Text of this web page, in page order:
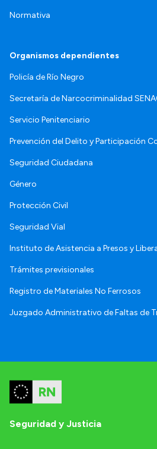
Normativa
Organismos dependientes
Policía de Río Negro
Secretaría de Narcocriminalidad
Servicio Penitenciario
Prevención del Delito y Participación
Seguridad Ciudadana
Género
Protección Civil
Seguridad Vial
Instituto de Asistencia a Presos y
Trámites previsionales
Registro de Materiales No Ferrosos
Juzgado Administrativo de Faltas de
Seguridad y Justicia